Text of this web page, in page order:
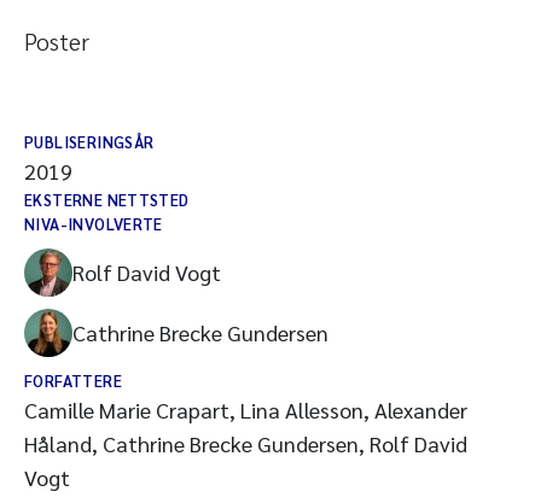
Poster
PUBLISERINGSÅR
2019
EKSTERNE NETTSTED
NIVA-INVOLVERTE
Rolf David Vogt
Cathrine Brecke Gundersen
FORFATTERE
Camille Marie Crapart, Lina Allesson, Alexander
Håland, Cathrine Brecke Gundersen, Rolf David
Vogt